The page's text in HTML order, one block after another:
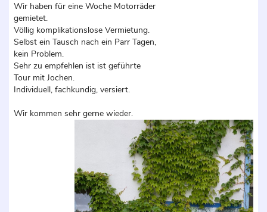
Wir haben für eine Woche Motorräder
gemietet.
Völlig komplikationslose Vermietung.
Selbst ein Tausch nach ein Parr Tagen,
kein Problem.
Sehr zu empfehlen ist ist geführte
Tour mit Jochen.
Individuell, fachkundig, versiert.
Wir kommen sehr gerne wieder.